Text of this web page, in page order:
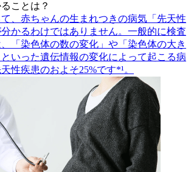
ことは？
、赤ちゃんの生まれつきの病気「先天性
かるわけではありません。一般的に検査
「染色体の数の変化」や「染色体の大き
いった遺伝情報の変化によって起こる病
性疾患のおよそ25%です*¹。